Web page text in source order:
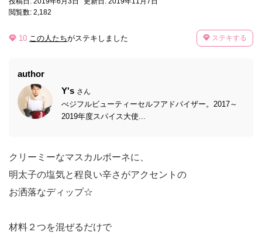
閲覧数: 2,182
10 この人たちがステキしました ステキする
author
Y's さん
べジフルビューティーセルフアドバイザー。2017～
2019年度スパイス大使...
クリーミーなマスカルポーネに、
明太子の塩気と程良い辛さがアクセントの
お洒落なディップ☆
材料２つを混ぜるだけで